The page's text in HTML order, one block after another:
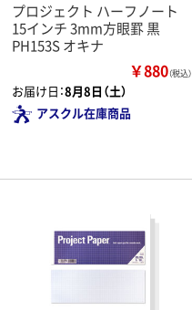
プロジェクト ハーフノート
15インチ 3mm方眼罫 黒
PH153S オキナ
￥880（税込）
お届け日：8月8日（土）
アスクル在庫商品